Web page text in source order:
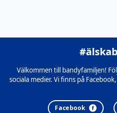
Välkommen till bandyfamiljen!
sociala medier. Vi finns på
Facebook